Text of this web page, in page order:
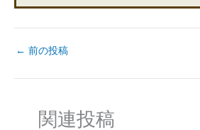
← 前の投稿
関連投稿